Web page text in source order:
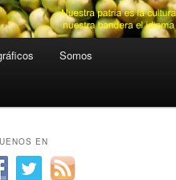
Somos
EN